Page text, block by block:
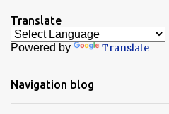
Translate
Powered by Translate
Navigation blog